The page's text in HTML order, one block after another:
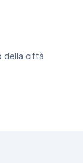
della città